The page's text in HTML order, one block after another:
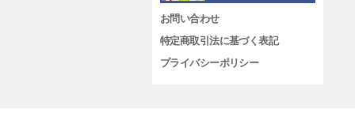
お問い合わせ
特定商取引法に基づく表記
プライバシーポリシー